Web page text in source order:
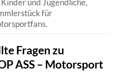
und Jugendliche,
für
Fragen zu
ASS – Motorsport